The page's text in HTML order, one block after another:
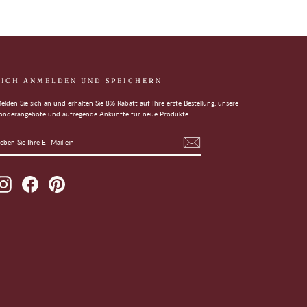
ANMELDEN UND SPEICHERN
Sie sich an und erhalten Sie 8% Rabatt auf Ihre erste Bestellung, unsere
und aufregende Ankünfte für neue Produkte.
InstagramFacebookPinterest